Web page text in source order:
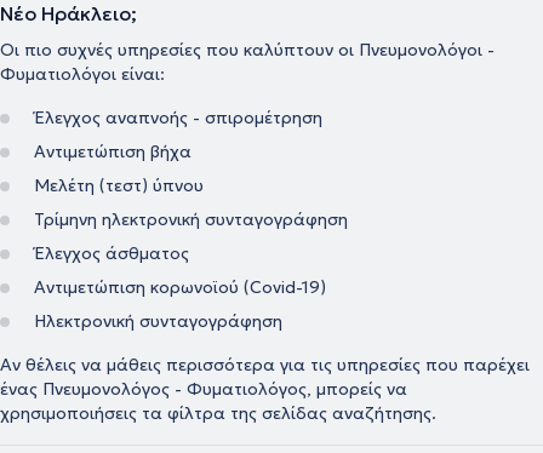
Νέο Ηράκλειο;
Οι πιο συχνές υπηρεσίες που καλύπτουν οι Πνευμονολόγοι -
Φυματιολόγοι είναι:
Έλεγχος αναπνοής - σπιρομέτρηση
Αντιμετώπιση βήχα
Μελέτη (τεστ) ύπνου
Τρίμηνη ηλεκτρονική συνταγογράφηση
Έλεγχος άσθματος
Αντιμετώπιση κορωνοϊού (Covid-19)
Ηλεκτρονική συνταγογράφηση
Αν θέλεις να μάθεις περισσότερα για τις υπηρεσίες που παρέχει
ένας Πνευμονολόγος - Φυματιολόγος, μπορείς να
χρησιμοποιήσεις τα φίλτρα της σελίδας αναζήτησης.